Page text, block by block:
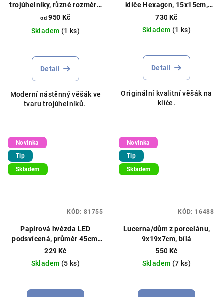
trojúhelníky, různé rozměry,
různé barvy
od 950 Kč
Skladem (1 ks)
Detail
Moderní nástěnný věšák ve
tvaru trojúhelníků.
klíče Hexagon, 15x15cm,
různé barvy
730 Kč
Skladem (1 ks)
Detail
Originální kvalitní věšák na
klíče.
Novinka
Tip
Skladem
Papírová hvězda LED
podsvícená, průměr 45cm,
bílá
229 Kč
Skladem (5 ks)
KÓD: 81755
Novinka
Tip
Skladem
Lucerna/dům z porcelánu,
9x19x7cm, bílá
550 Kč
Skladem (7 ks)
KÓD: 16488